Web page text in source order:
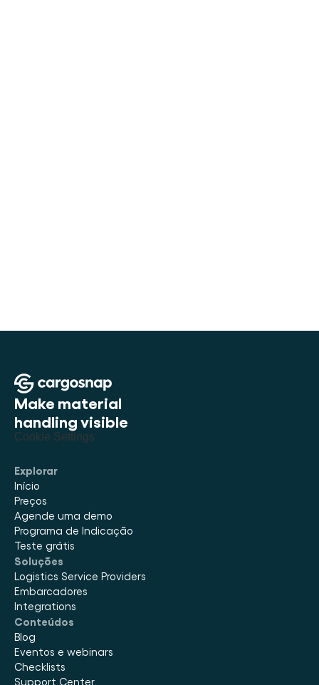
Make material
handling visible
Cookie Settings
Explorar
Início
Preços
Agende uma demo
Programa de Indicação
Teste grátis
Soluções
Logistics Service Providers
Embarcadores
Integrations
Conteúdos
Blog
Eventos e webinars
Checklists
Support Center